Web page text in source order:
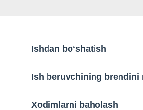
Ishdan boʻshatish
Ish beruvchining brendini
Xodimlarni baholash